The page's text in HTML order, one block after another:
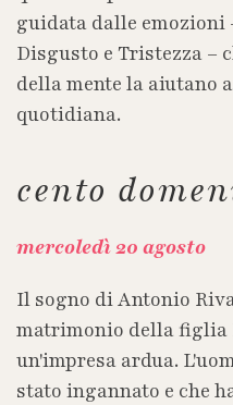
guidata dalle emozioni
Disgusto e Tristezza –
della mente la aiutano
quotidiana.
cento
mercoledì20 agosto
Il sogno di Antonio
matrimonio della
un'impresa ardua.
stato ingannato e che